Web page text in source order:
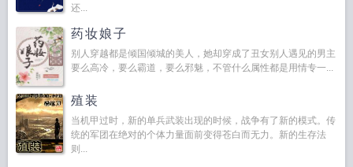
还...
药妆娘子
别人穿越都是倾国倾城的美人，她却穿成了丑女别人遇见的男主
要么高冷，要么霸道，要么邪魅，不管什么属性都是用情专一...
殖装
当机甲过时，新的单兵武装出现的时候，战争有了新的模式。传
统的军团在绝对的个体力量面前变得苍白而无力。新的生存法
则...